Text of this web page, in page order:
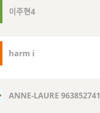
이주현4
harm i
ANNE-LAURE 963852741